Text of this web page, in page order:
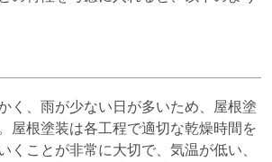
く、雨が少ない日が多いため、屋根塗
屋根塗装は各工程で適切な乾燥時間を
くことが非常に大切で、気温が低い、